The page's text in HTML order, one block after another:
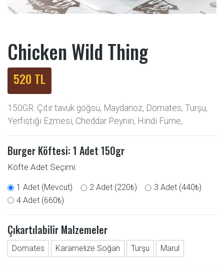
Chicken Wild Thing
520 TL
150GR. Çıtır tavuk göğsü, Maydanoz, Domates, Turşu,
Yerfıstığı Ezmesi, Cheddar Peyniri, Hindi Füme,
Burger Köftesi: 1 Adet 150gr
Köfte Adet Seçimi:
1 Adet (Mevcut) 2 Adet (220₺)
3 Adet (440₺)
4 Adet (660₺)
Çıkartılabilir Malzemeler
Domates Karamelize Soğan Turşu Marul